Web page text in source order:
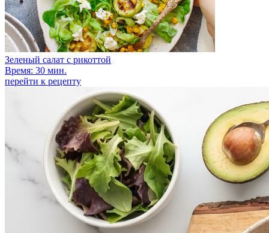
Зеленый салат с рикоттой
Время: 30 мин.
перейти к рецепту